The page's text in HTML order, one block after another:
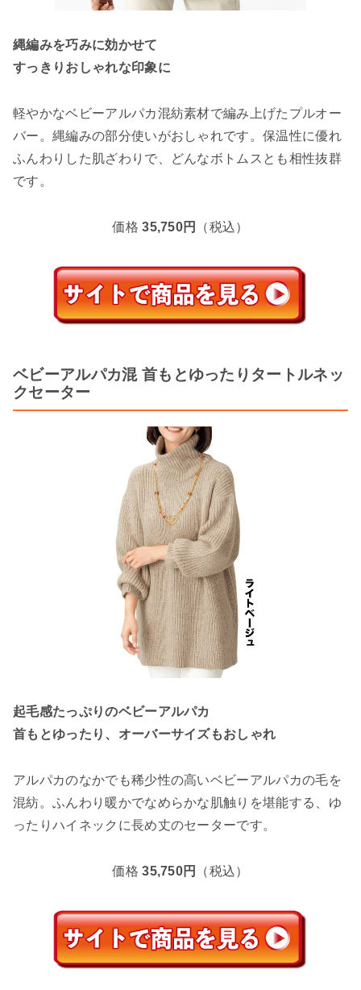
縄編みを巧みに効かせて
すっきりおしゃれな印象に
軽やかなベビーアルパカ混紡素材で編み上げたプルオー
バー。縄編みの部分使いがおしゃれです。保温性に優れ
ふんわりした肌ざわりで、どんなボトムスとも相性抜群
です。
価格35,750円 （税込）
ベビーアルパカ混 首もとゆったりタートルネッ
クセーター
起毛感たっぷりのベビーアルパカ
首もとゆったり、オーバーサイズもおしゃれ
アルパカのなかでも稀少性の高いベビーアルパカの毛を
混紡。ふんわり暖かでなめらかな肌触りを堪能する、ゆ
ったりハイネックに長め丈のセーターです。
価格35,750円 （税込）